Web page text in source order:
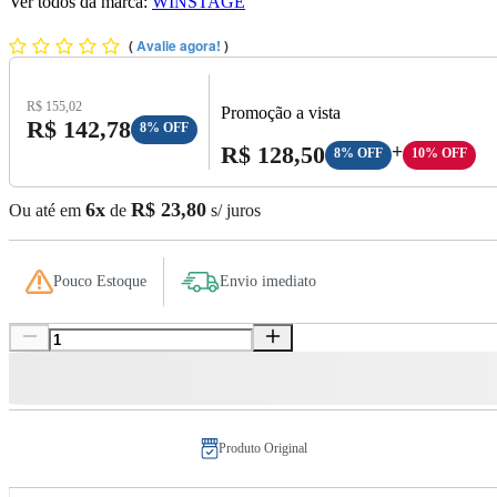
(Avalie agora! )
Preço Original:
R$ 155,02
Preço com Desconto:
R$ 142,78 8% OFF
Promoção a vista
Preço A Vista:
R$ 128,50 8% OFF + 10% OFF
Ou até em 6x de R$ 23,80 s/ juros
Pouco Estoque Envio imediato
Produto Original